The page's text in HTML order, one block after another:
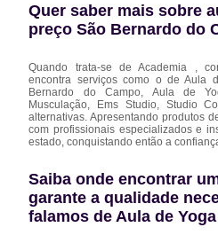
Quer saber mais sobre
preço São Bernardo do
Quando trata-se de Academia ,
encontra serviços como o de Aula
Bernardo do Campo, Aula de
Musculação, Ems Studio, Studio
alternativas. Apresentando produtos
com profissionais especializados e
estado, conquistando então a
Saiba onde encontrar
garante a qualidade
falamos de Aula de